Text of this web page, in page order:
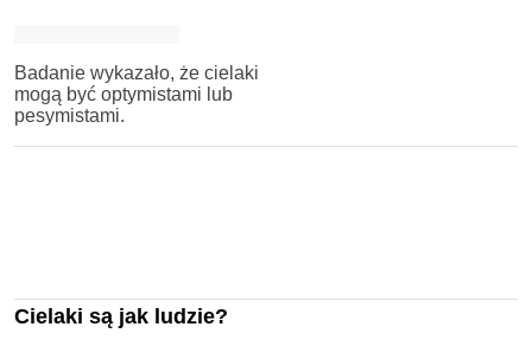
Badanie wykazało, że cielaki
mogą być optymistami lub
pesymistami.
Cielaki są jak ludzie?